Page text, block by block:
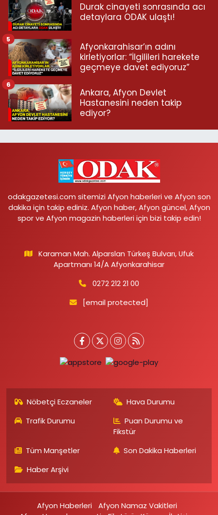
Durak cinayeti sonrasında acı
detaylara ODAK ulaştı!
Afyonkarahisar’ın adını
kirletiyorlar: “İlgilileri harekete
geçmeye davet ediyoruz”
5
Ankara, Afyon Devlet
Hastanesini neden takip
ediyor?
6
odakgazetesi.com sitemizi Afyon haberleri ve Afyon son
dakika için takip ediniz. Afyon haber, Afyon güncel, Afyon
spor ve Afyon magazin haberleri için bizi takip edin!
Karaman Mah. Alparslan Türkeş Bulvarı, Ufuk
Apartmanı 14/A Afyonkarahisar
0272 212 21 00
[email protected]
Nöbetçi Eczaneler
Hava Durumu
Trafik Durumu
Puan Durumu ve
Fikstür
Tüm Manşetler
Son Dakika Haberleri
Haber Arşivi
Afyon Haberleri
Afyon Namaz Vakitleri